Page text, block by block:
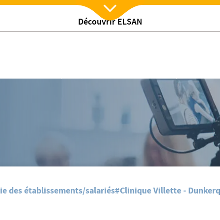
Découvrir ELSAN
pilotant !??
Nx:Afficher menu
demain à la clinique Villette, les enfants iront au bloc en pilotant !??
des établissements/salariés#Clinique Villette -